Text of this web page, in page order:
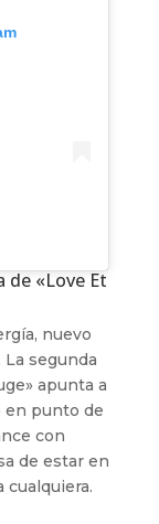
de «Love Et
nuevo
La segunda
apunta a
en punto de
con
de estar en
cualquiera.